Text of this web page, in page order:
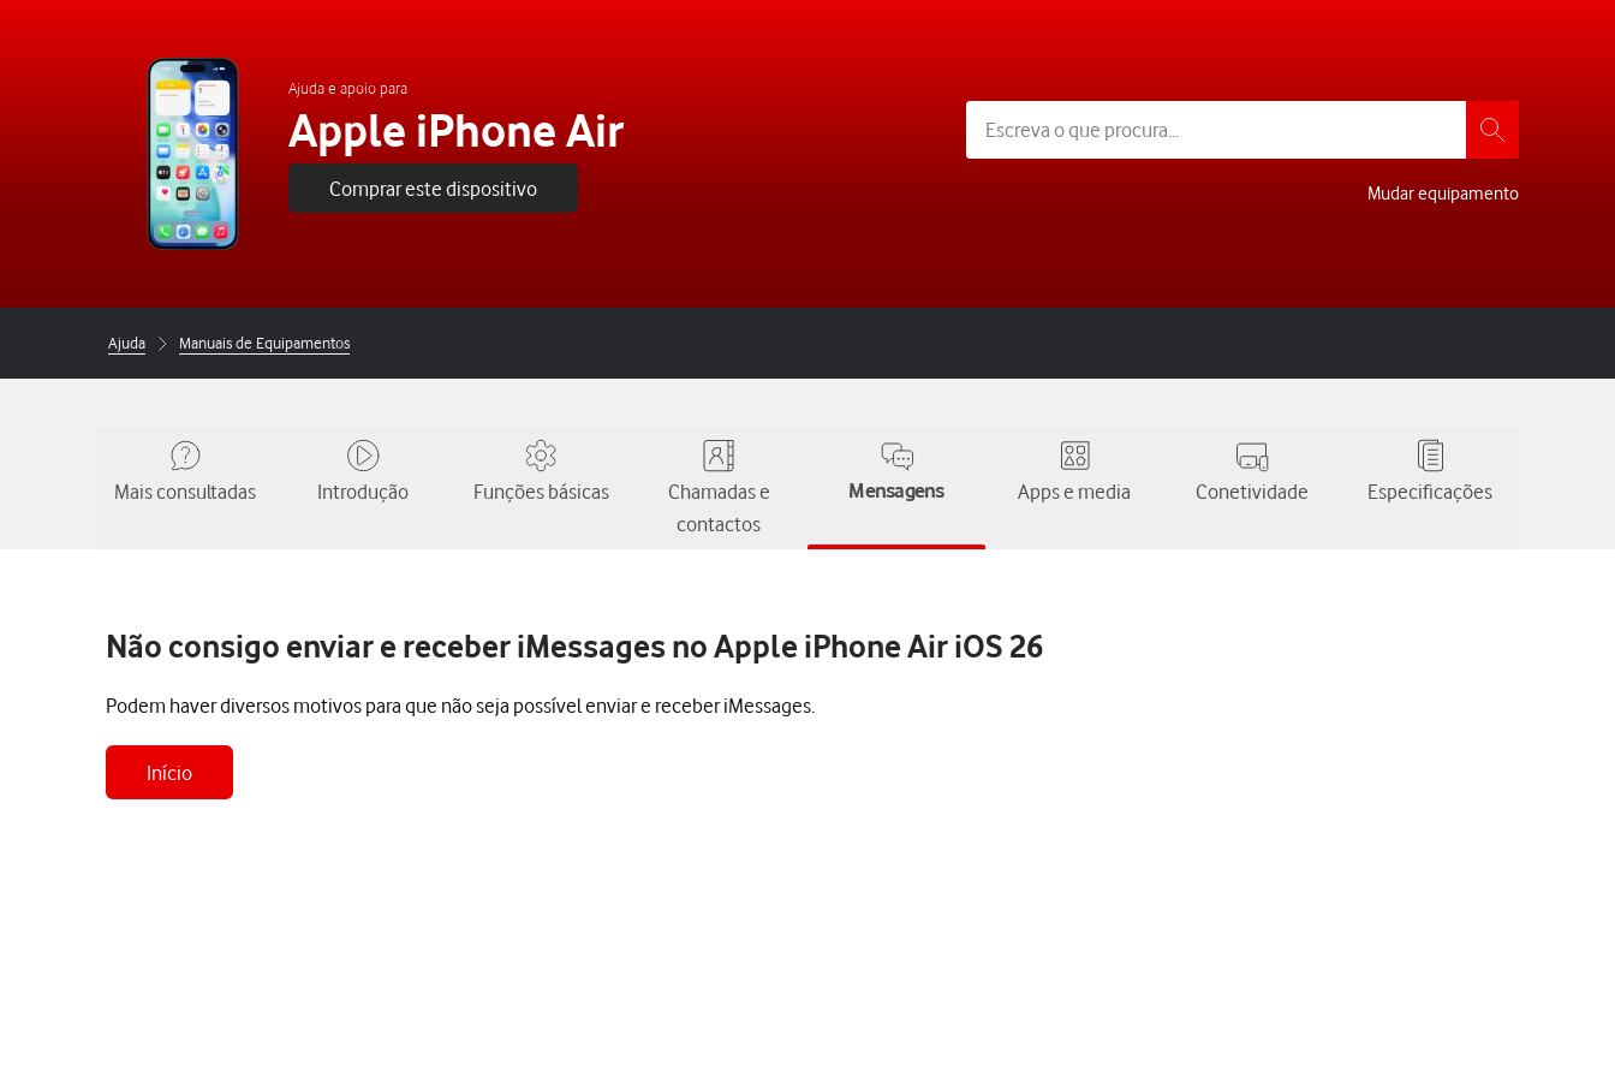
Ajuda e apoio para
Apple iPhone Air
Comprar este dispositivo Mudar equipamento
Ajuda Manuais de Equipamentos
Mais consultadas Introdução Funções básicas
Chamadas e
contactos
Mensagens Apps e media Conetividade Especificações
Não consigo enviar e receber iMessages no Apple iPhone Air iOS 26
Podem haver diversos motivos para que não seja possível enviar e receber iMessages.
Início